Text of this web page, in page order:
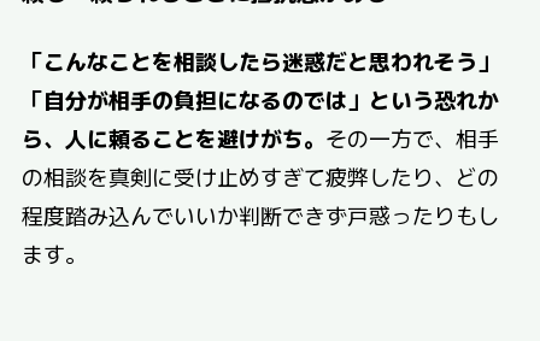
「こんなことを相談したら迷惑だと思われそう」
「自分が相手の負担になるのでは」という恐れか
ら、人に頼ることを避けがち。 その一方で、相手
の相談を真剣に受け止めすぎて疲弊したり、どの
程度踏み込んでいいか判断できず戸惑ったりもし
ます。